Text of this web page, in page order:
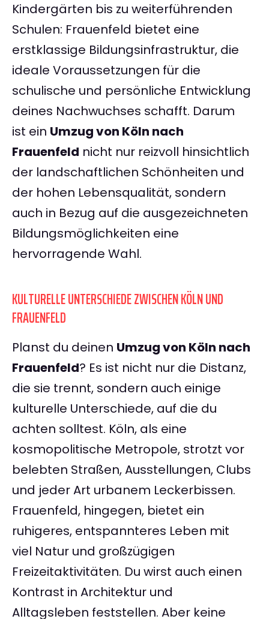
Kindergärten bis zu weiterführenden
Schulen: Frauenfeld bietet eine
erstklassige Bildungsinfrastruktur, die
ideale Voraussetzungen für die
schulische und persönliche Entwicklung
deines Nachwuchses schafft. Darum
ist ein Umzug von Köln nach
Frauenfeld nicht nur reizvoll hinsichtlich
der landschaftlichen Schönheiten und
der hohen Lebensqualität, sondern
auch in Bezug auf die ausgezeichneten
Bildungsmöglichkeiten eine
hervorragende Wahl.
KULTURELLE UNTERSCHIEDE ZWISCHEN KÖLN UND
FRAUENFELD
Planst du deinen Umzug von Köln nach
Frauenfeld? Es ist nicht nur die Distanz,
die sie trennt, sondern auch einige
kulturelle Unterschiede, auf die du
achten solltest. Köln, als eine
kosmopolitische Metropole, strotzt vor
belebten Straßen, Ausstellungen, Clubs
und jeder Art urbanem Leckerbissen.
Frauenfeld, hingegen, bietet ein
ruhigeres, entspannteres Leben mit
viel Natur und großzügigen
Freizeitaktivitäten. Du wirst auch einen
Kontrast in Architektur und
Alltagsleben feststellen. Aber keine